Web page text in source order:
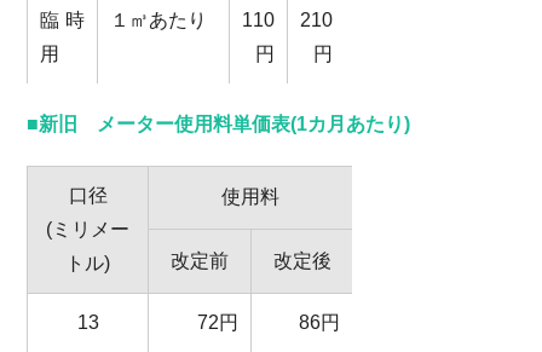
臨時
用
１㎥あたり
110
円
210
円
■新旧 メーター使用料単価表(1カ月あたり)
口径
(ミリメー
トル)
使用料
改定前 改定後
13 72円 86円